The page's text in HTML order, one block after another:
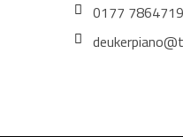
0177 7864719